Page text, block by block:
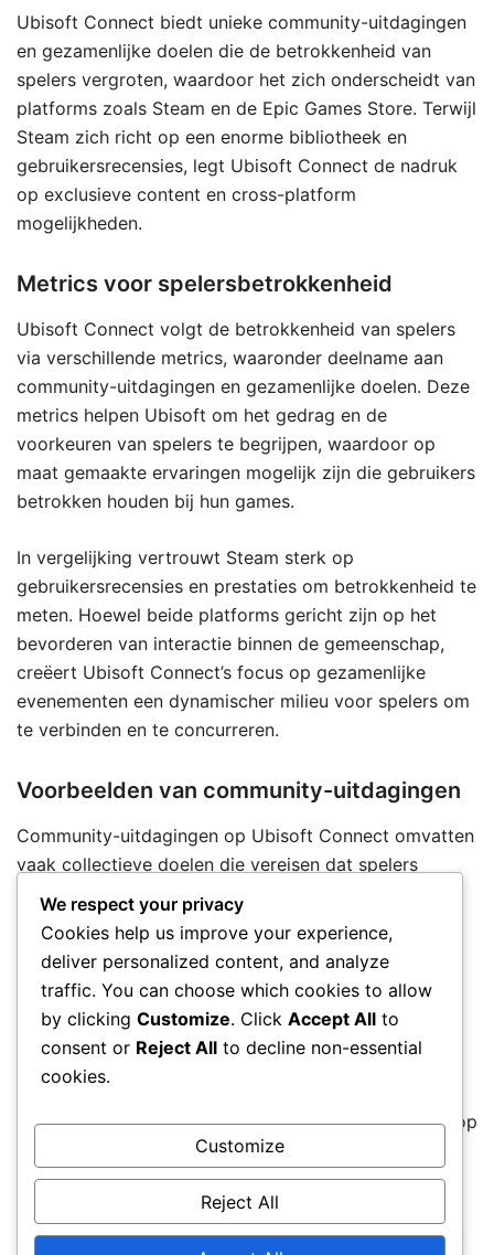
Ubisoft Connect biedt unieke community-uitdagingen
en gezamenlijke doelen die de betrokkenheid van
spelers vergroten, waardoor het zich onderscheidt van
platforms zoals Steam en de Epic Games Store. Terwijl
Steam zich richt op een enorme bibliotheek en
gebruikersrecensies, legt Ubisoft Connect de nadruk
op exclusieve content en cross-platform
mogelijkheden.
Metrics voor spelersbetrokkenheid
Ubisoft Connect volgt de betrokkenheid van spelers
via verschillende metrics, waaronder deelname aan
community-uitdagingen en gezamenlijke doelen. Deze
metrics helpen Ubisoft om het gedrag en de
voorkeuren van spelers te begrijpen, waardoor op
maat gemaakte ervaringen mogelijk zijn die gebruikers
betrokken houden bij hun games.
In vergelijking vertrouwt Steam sterk op
gebruikersrecensies en prestaties om betrokkenheid te
meten. Hoewel beide platforms gericht zijn op het
bevorderen van interactie binnen de gemeenschap,
creëert Ubisoft Connect’s focus op gezamenlijke
evenementen een dynamischer milieu voor spelers om
te verbinden en te concurreren.
Voorbeelden van community-uitdagingen
Community-uitdagingen op Ubisoft Connect omvatten
vaak collectieve doelen die vereisen dat spelers
samenwerken om mijlpalen te bereiken. Bijvoorbeeld,
spelers moeten mogelijk een bepaald aantal missies
voltooien of specifieke items verzamelen binnen een
bepaalde tijdslimiet om beloningen te ontgrendelen.
Deze uitdagingen stimuleren niet alleen de gameplay,
maar moedigen ook sociale interactie tussen spelers
Steam, die meer individualistisch zijn, ligt de nadruk op
persoonlijke prestaties in plaats van gezamenlijke
inspanningen.
Effectiviteit van gezamenlijke doelen
We respect your privacy
Cookies help us improve your experience,
deliver personalized content, and analyze
traffic. You can choose which cookies to allow
by clicking Customize. Click Accept All to
consent or Reject All to decline non-essential
cookies.
Customize
Reject All